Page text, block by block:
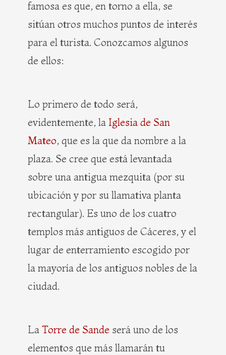
famosa es que, en torno a ella, se
sitúan otros muchos puntos de interés
para el turista. Conozcamos algunos
de ellos:
Lo primero de todo será,
evidentemente, la Iglesia de San
Mateo, que es la que da nombre a la
plaza. Se cree que está levantada
sobre una antigua mezquita (por su
ubicación y por su llamativa planta
rectangular). Es uno de los cuatro
templos más antiguos de Cáceres, y el
lugar de enterramiento escogido por
la mayoría de los antiguos nobles de la
ciudad.
La Torre de Sande será uno de los
elementos que más llamarán tu